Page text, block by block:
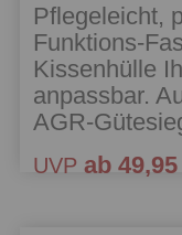
Pflegeleicht,
Funktions-
Kissenhülle
anpassbar.
AGR-
UVP ab